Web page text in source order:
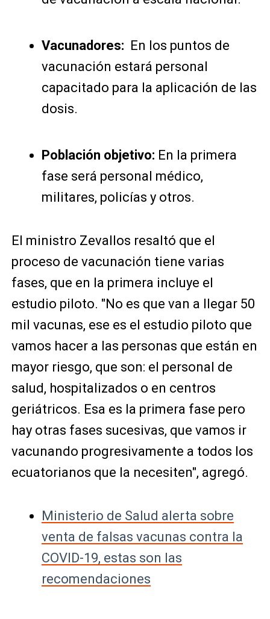
Vacunadores: En los puntos de
vacunación estará personal
capacitado para la aplicación de las
dosis.
Población objetivo: En la primera
fase será personal médico,
militares, policías y otros.
El ministro Zevallos resaltó que el
proceso de vacunación tiene varias
fases, que en la primera incluye el
estudio piloto. "No es que van a llegar 50
mil vacunas, ese es el estudio piloto que
vamos hacer a las personas que están en
mayor riesgo, que son: el personal de
salud, hospitalizados o en centros
geriátricos. Esa es la primera fase pero
hay otras fases sucesivas, que vamos ir
vacunando progresivamente a todos los
ecuatorianos que la necesiten", agregó.
Ministerio de Salud alerta sobre
venta de falsas vacunas contra la
COVID-19, estas son las
recomendaciones